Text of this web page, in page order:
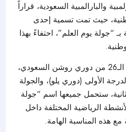
والبارالمبية السعودية، قراراً
حيث تمت تسمية إحدى
“جولة يوم العلم”، احتفاءً بهذا
ووفقاً للقرار، فإن الجولة الـ26 من دوري روشن السعودي،
دوري الدرجة الأولى (دوري يلو)، والجولة
الثانية، ستحمل جميعها اسم “جولة
الرياضية المختلفة داخل
مع هذه المناسبة الهامة.